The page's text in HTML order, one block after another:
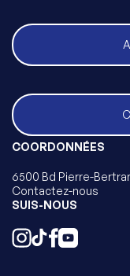
COORDONNÉES
6500 Bd Pierre-
Contactez-nous
SUIS-NOUS